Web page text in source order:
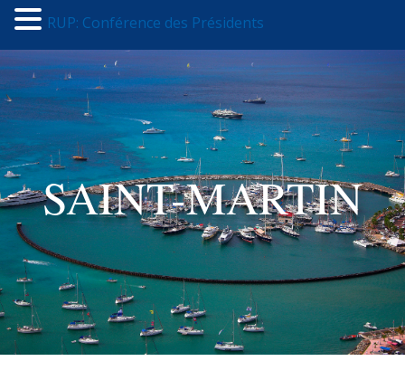
SAINT-MARTIN
RUP: Conférence des Présidents